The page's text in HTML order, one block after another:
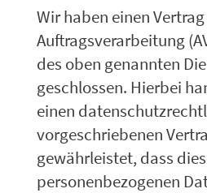
Wir haben einen
Auftragsverarbeitung
des oben genannten
geschlossen. Hierbei
einen
vorgeschriebenen
gewährleistet, dass
personenbezogenen